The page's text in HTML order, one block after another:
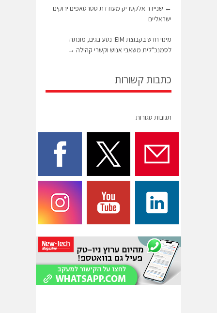
← שניידר אלקטריק מעודדת סטרטאפים ירוקים
ישראליים
מינוי חדש בקבוצת EIM: נטע בגים, מונתה
לסמנכ"לית משאבי אנוש וקשרי קהילה →
כתבות קשורות
תגובות סגורות